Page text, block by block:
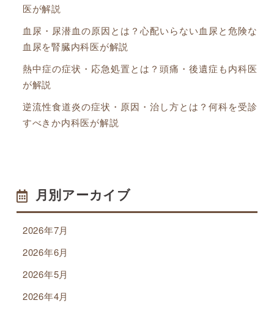
医が解説
血尿・尿潜血の原因とは？心配いらない血尿と危険な
血尿を腎臓内科医が解説
熱中症の症状・応急処置とは？頭痛・後遺症も内科医
が解説
逆流性食道炎の症状・原因・治し方とは？何科を受診
すべきか内科医が解説
月別アーカイブ
2026年7月
2026年6月
2026年5月
2026年4月